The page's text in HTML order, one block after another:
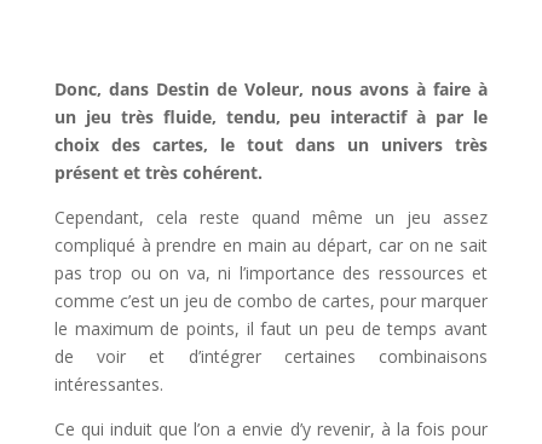
Donc, dans Destin de Voleur, nous avons à faire à
un jeu très fluide, tendu, peu interactif à par le
choix des cartes, le tout dans un univers très
présent et très cohérent.
Cependant, cela reste quand même un jeu assez
compliqué à prendre en main au départ, car on ne sait
pas trop ou on va, ni l’importance des ressources et
comme c’est un jeu de combo de cartes, pour marquer
le maximum de points, il faut un peu de temps avant
de voir et d’intégrer certaines combinaisons
intéressantes.
Ce qui induit que l’on a envie d’y revenir, à la fois pour